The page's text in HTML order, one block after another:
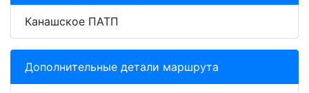
Канашское ПАТП
Дополнительные детали маршрута